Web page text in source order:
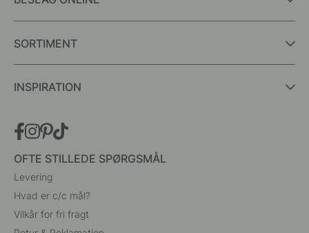
SORTIMENT
INSPIRATION
OFTE STILLEDE SPØRGSMÅL
Levering
Hvad er c/c mål?
Vilkår for fri fragt